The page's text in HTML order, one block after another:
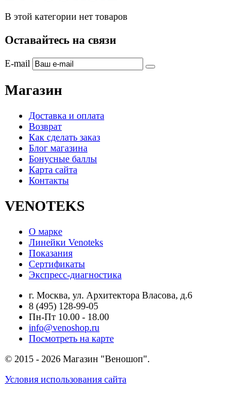
В этой категории нет товаров
Оставайтесь на связи
E-mail
Магазин
Доставка и оплата
Возврат
Как сделать заказ
Блог магазина
Бонусные баллы
Карта сайта
Контакты
VENOTEKS
О марке
Линейки Venoteks
Показания
Сертификаты
Экспресс-диагностика
г. Москва, ул. Архитектора Власова, д.6
8 (495) 128-99-05
Пн-Пт 10.00 - 18.00
info@venoshop.ru
Посмотреть на карте
© 2015 - 2026 Магазин "Веношоп".
Условия использования сайта